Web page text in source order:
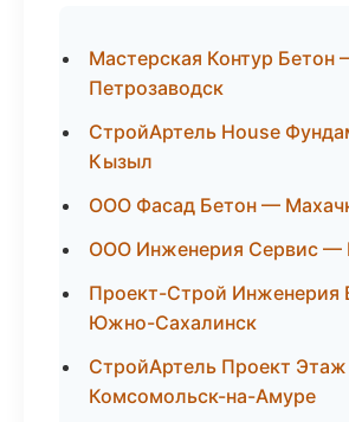
Мастерская Контур Бетон
Петрозаводск
СтройАртель House
Кызыл
ООО Фасад Бетон —
ООО Инженерия Сервис —
Проект-Строй Инженерия
Южно-Сахалинск
СтройАртель Проект
Комсомольск-на-Амуре